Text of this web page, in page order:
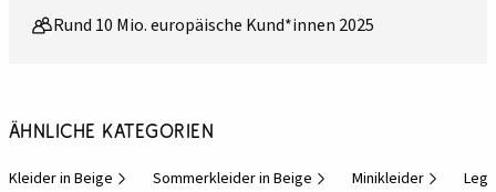
Rund 10 Mio. europäische Kund*innen 2025
Ähnliche Kategorien
Kleider in Beige Sommerkleider in Beige Minikleider